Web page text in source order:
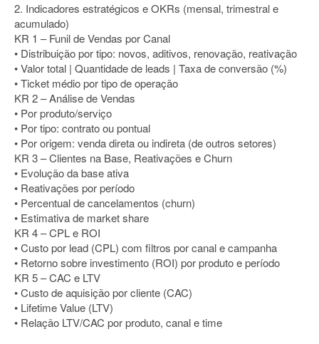
2. Indicadores estratégicos e OKRs (mensal, trimestral e
acumulado)
KR 1 – Funil de Vendas por Canal
• Distribuição por tipo: novos, aditivos, renovação, reativação
• Valor total | Quantidade de leads | Taxa de conversão (%)
• Ticket médio por tipo de operação
KR 2 – Análise de Vendas
• Por produto/serviço
• Por tipo: contrato ou pontual
• Por origem: venda direta ou indireta (de outros setores)
KR 3 – Clientes na Base, Reativações e Churn
• Evolução da base ativa
• Reativações por período
• Percentual de cancelamentos (churn)
• Estimativa de market share
KR 4 – CPL e ROI
• Custo por lead (CPL) com filtros por canal e campanha
• Retorno sobre investimento (ROI) por produto e período
KR 5 – CAC e LTV
• Custo de aquisição por cliente (CAC)
• Lifetime Value (LTV)
• Relação LTV/CAC por produto, canal e time